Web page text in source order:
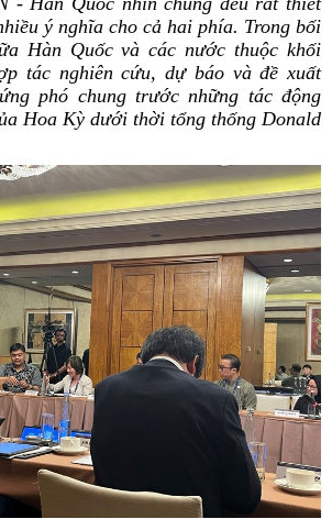
ý nghĩa cho cả hai phía. Trong bối
Hàn Quốc và các nước thuộc khối
tác nghiên cứu, dự báo và đề xuất
phó chung trước những tác động
Hoa Kỳ dưới thời tổng thống Donald